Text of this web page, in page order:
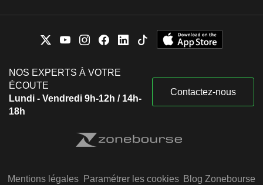
NOS EXPERTS À VOTRE
ÉCOUTE
Lundi - Vendredi 9h-12h / 14h-
18h
Contactez-nous
Mentions légales Paramétrer les cookies Blog Zonebourse